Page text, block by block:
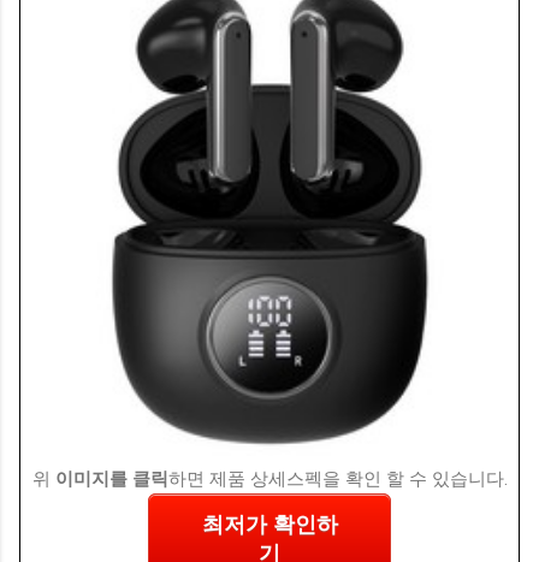
위 이미지를 클릭하면 제품 상세스펙을 확인 할 수 있습니다.
최저가 확인하
기